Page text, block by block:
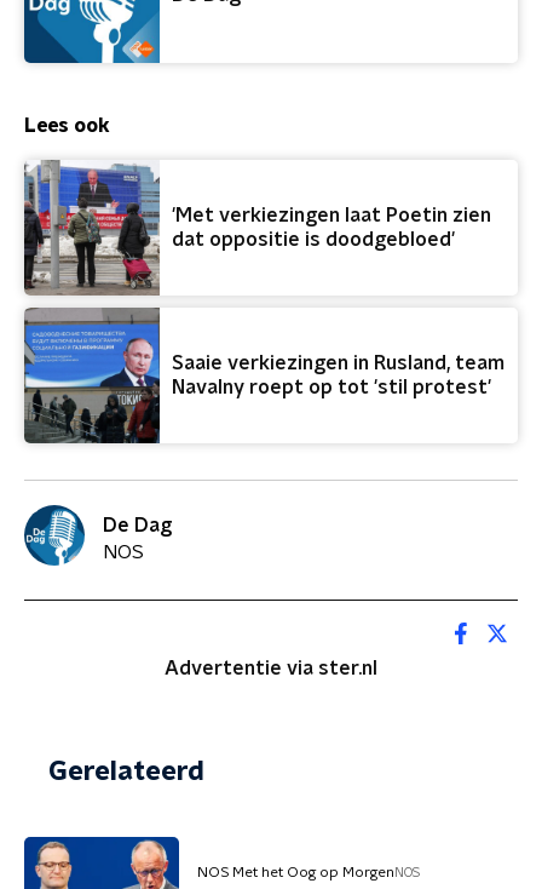
Lees ook
'Met verkiezingen laat Poetin zien
dat oppositie is doodgebloed'
Saaie verkiezingen in Rusland, team
Navalny roept op tot 'stil protest'
De Dag
NOS
Advertentie via ster.nl
Gerelateerd
NOS Met het Oog op Morgen NOS